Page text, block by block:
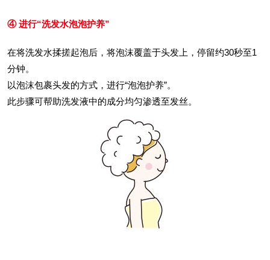
④ 进行“洗发水泡泡护养”
在将洗发水揉搓起泡后，将泡沫覆盖于头发上，停留约30秒至1
分钟。
以泡沫包裹头发的方式，进行“泡泡护养”。
此步骤可帮助洗发液中的成分均匀渗透至发丝。